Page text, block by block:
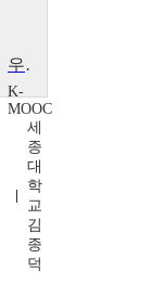
우리 문화의 정체성과 문화산업
K-
MOOC
세
종
대
학
교
김
종
덕